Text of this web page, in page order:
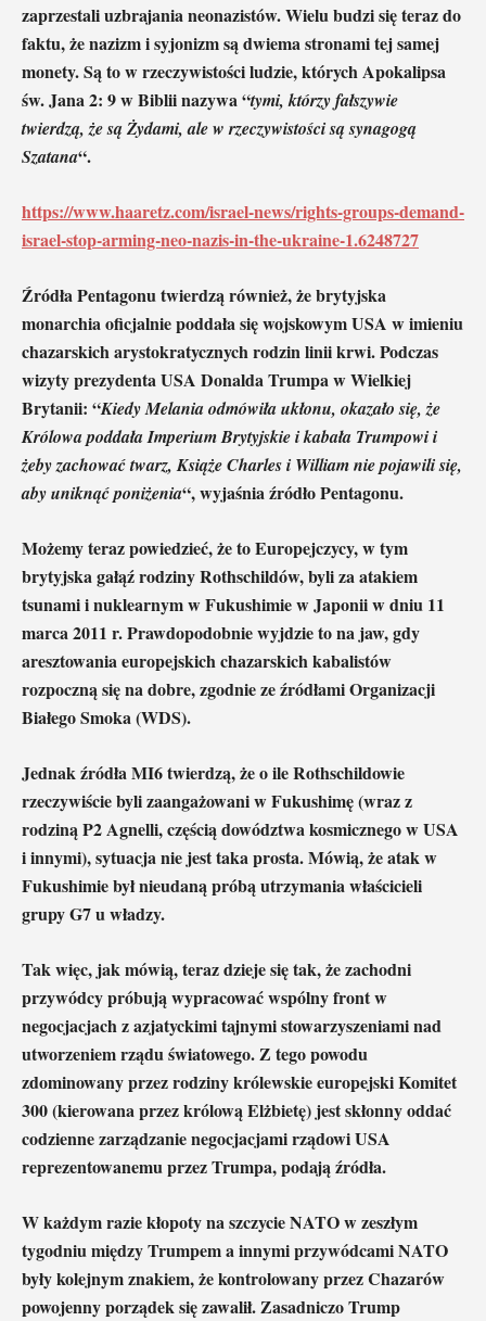
zaprzestali uzbrajania neonazistów. Wielu budzi się teraz do
faktu, że nazizm i syjonizm są dwiema stronami tej samej
monety. Są to w rzeczywistości ludzie, których Apokalipsa
św. Jana 2: 9 w Biblii nazywa “tymi, którzy fałszywie
twierdzą, że są Żydami, ale w rzeczywistości są synagogą
Szatana“.
https://www.haaretz.com/israel-news/rights-groups-demand-
israel-stop-arming-neo-nazis-in-the-ukraine-1.6248727
Źródła Pentagonu twierdzą również, że brytyjska
monarchia oficjalnie poddała się wojskowym USA w imieniu
chazarskich arystokratycznych rodzin linii krwi. Podczas
wizyty prezydenta USA Donalda Trumpa w Wielkiej
Brytanii: “Kiedy Melania odmówiła ukłonu, okazało się, że
Królowa poddała Imperium Brytyjskie i kabała Trumpowi i
żeby zachować twarz, Książe Charles i William nie pojawili się,
aby uniknąć poniżenia“, wyjaśnia źródło Pentagonu.
Możemy teraz powiedzieć, że to Europejczycy, w tym
brytyjska gałąź rodziny Rothschildów, byli za atakiem
tsunami i nuklearnym w Fukushimie w Japonii w dniu 11
marca 2011 r. Prawdopodobnie wyjdzie to na jaw, gdy
aresztowania europejskich chazarskich kabalistów
rozpoczną się na dobre, zgodnie ze źródłami Organizacji
Białego Smoka (WDS).
Jednak źródła MI6 twierdzą, że o ile Rothschildowie
rzeczywiście byli zaangażowani w Fukushimę (wraz z
rodziną P2 Agnelli, częścią dowództwa kosmicznego w USA
i innymi), sytuacja nie jest taka prosta. Mówią, że atak w
Fukushimie był nieudaną próbą utrzymania właścicieli
grupy G7 u władzy.
Tak więc, jak mówią, teraz dzieje się tak, że zachodni
przywódcy próbują wypracować wspólny front w
negocjacjach z azjatyckimi tajnymi stowarzyszeniami nad
utworzeniem rządu światowego. Z tego powodu
zdominowany przez rodziny królewskie europejski Komitet
300 (kierowana przez królową Elżbietę) jest skłonny oddać
codzienne zarządzanie negocjacjami rządowi USA
reprezentowanemu przez Trumpa, podają źródła.
W każdym razie kłopoty na szczycie NATO w zeszłym
tygodniu między Trumpem a innymi przywódcami NATO
były kolejnym znakiem, że kontrolowany przez Chazarów
powojenny porządek się zawalił. Zasadniczo Trump